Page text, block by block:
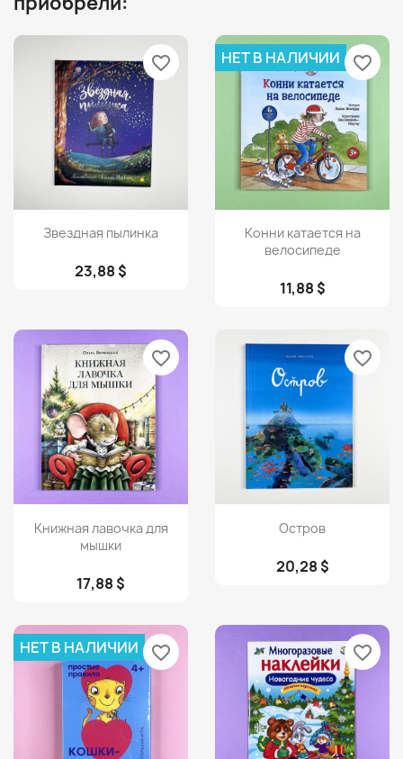
Просмотр
Звездная пылинка
23,88 $
favorite_border
Просмотр
Конни катается на
велосипеде
11,88 $
НЕТ В НАЛИЧИИ favorite_border
Просмотр
Книжная лавочка для
мышки
17,88 $
favorite_border
Просмотр
Остров
20,28 $
favorite_border
НЕТ В НАЛИЧИИ favorite_border favorite_border